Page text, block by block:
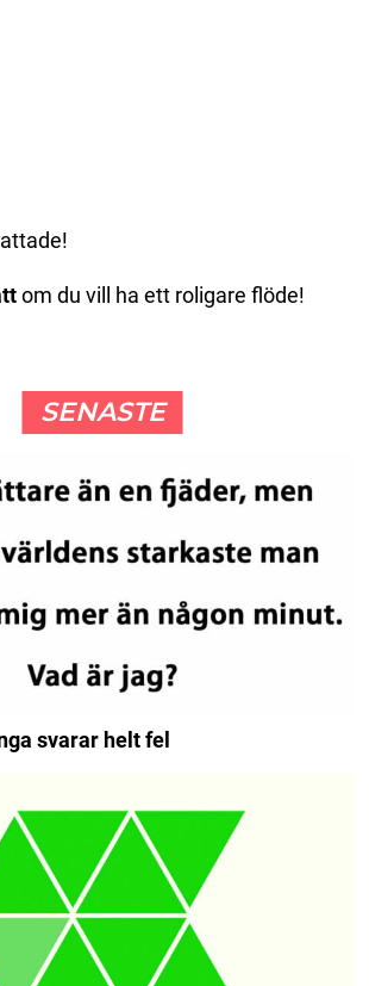
om du vill ha ett roligare flöde!
SENASTE
svarar helt fel